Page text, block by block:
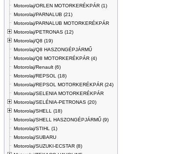
Motorolaj/ORLEN MOTORKERÉKPÁR (1)
Motorolaj/PARNALUB (21)
Motorolaj/PARNALUB MOTORKERÉKPÁR
Motorolaj/PETRONAS (12)
Motorolaj/Q8 (19)
Motorolaj/Q8 HASZONGÉPJÁRMŰ
Motorolaj/Q8 MOTORKERÉKPÁR (4)
Motorolaj/Renault (6)
Motorolaj/REPSOL (18)
Motorolaj/REPSOL MOTORKERÉKPÁR (24)
Motorolaj/SELENIA MOTORKERÉKPÁR
Motorolaj/SELÉNIA-PETRONAS (20)
Motorolaj/SHELL (18)
Motorolaj/SHELL HASZONGÉPJÁRMŰ (9)
Motorolaj/STIHL (1)
Motorolaj/SUBARU
Motorolaj/SUZUKI-ECSTAR (8)